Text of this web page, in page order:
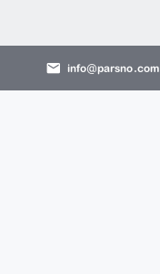
info@parsno.com